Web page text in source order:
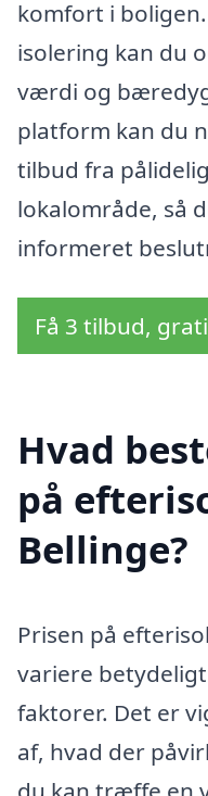
komfort i
isolering kan du
værdi og
platform kan du
tilbud fra
lokalområde, så
informeret
Få 3 tilbud,
Hvad
på
Bellinge?
Prisen på
variere
faktorer. Det er
af, hvad der